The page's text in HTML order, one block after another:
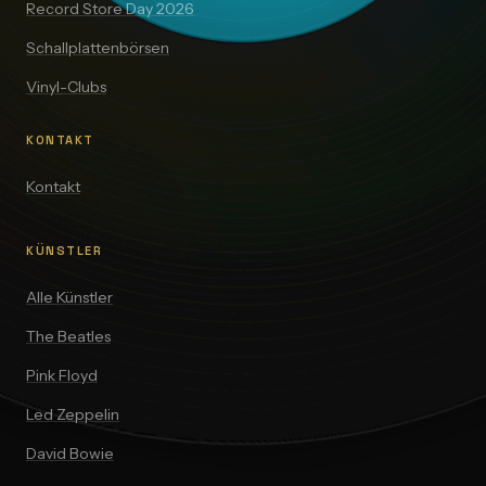
Record Store Day 2026
Schallplattenbörsen
Vinyl-Clubs
KONTAKT
Kontakt
KÜNSTLER
Alle Künstler
The Beatles
Pink Floyd
Led Zeppelin
David Bowie